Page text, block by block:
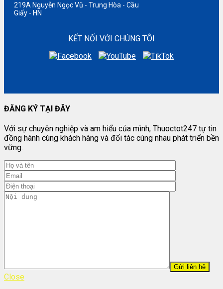
219A Nguyễn Ngọc Vũ - Trung Hòa - Cầu
Giấy - HN
KẾT NỐI VỚI CHÚNG TÔI
ĐĂNG KÝ TẠI ĐÂY
Với sự chuyên nghiệp và am hiểu của mình, Thuoctot247 tự tin
đồng hành cùng khách hàng và đối tác cùng nhau phát triển bền
vững.
Close